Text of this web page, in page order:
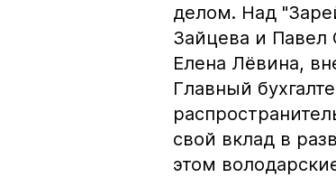
делом. Над
Зайцева и Павел
Елена Лёвина,
Главный
свой вклад в
этом